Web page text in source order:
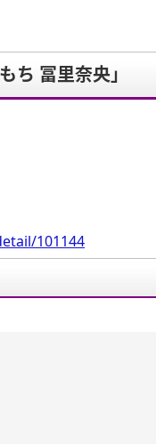
ち 冨里奈央」
101144